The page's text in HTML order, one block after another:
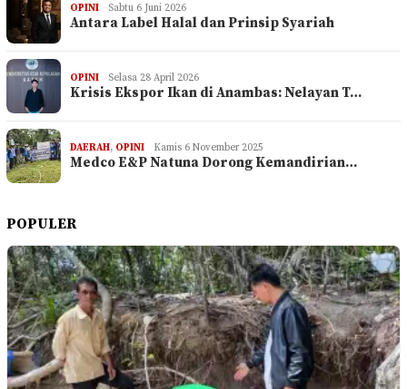
OPINI Sabtu 6 Juni 2026
Antara Label Halal dan Prinsip Syariah
OPINI Selasa 28 April 2026
Krisis Ekspor Ikan di Anambas: Nelayan T…
DAERAH, OPINI Kamis 6 November 2025
Medco E&P Natuna Dorong Kemandirian…
POPULER